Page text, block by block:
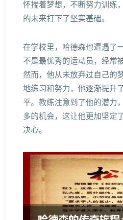
怀揣着梦想，不断努力训练
的未来打下了坚实基础。
在学校里，哈德森也遭遇了
不是最优秀的运动员，经常
然而，他从未放弃过自己的
地练习和努力，他逐渐提升
平。教练注意到了他的潜力
多的机会，这让他更加坚定
决心。